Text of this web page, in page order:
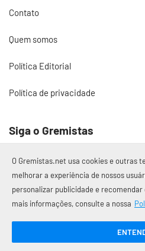
Contato
Quem somos
Política Editorial
Política de privacidade
Siga o Gremistas
© 2017 – 2026
Gremistas.net —
O Gremistas.net usa cookies e outras
melhorar a experiência de nossos
personalizar publicidade e
mais informações, consulte a nossa